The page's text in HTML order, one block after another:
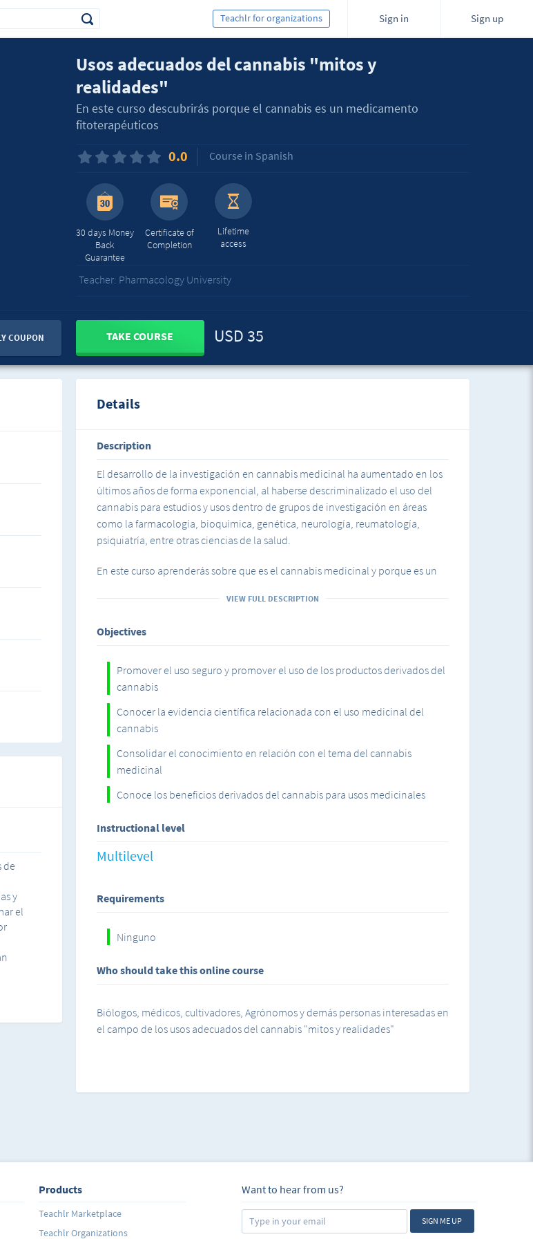
Sign in Sign up
Teachlr for organizations
Usos adecuados del cannabis "mitos y
realidades"
En este curso descubrirás porque el cannabis es un medicamento
fitoterapéuticos
0.0 Course in Spanish
30 days Money
Back
Guarantee
Certificate of
Completion
Lifetime
access
Teacher: Pharmacology University
COUPON TAKE COURSE USD 35
Details
Description
El desarrollo de la investigación en cannabis medicinal ha aumentado en los
últimos años de forma exponencial, al haberse descriminalizado el uso del
cannabis para estudios y usos dentro de grupos de investigación en áreas
como la farmacología, bioquímica, genética, neurología, reumatología,
psiquiatría, entre otras ciencias de la salud.
En este curso aprenderás sobre que es el cannabis medicinal y porque es un
recomendaciones para su uso adecuado .
VIEW FULL DESCRIPTION
Objectives
Promover el uso seguro y promover el uso de los productos derivados del
cannabis
Conocer la evidencia científica relacionada con el uso medicinal del
cannabis
Consolidar el conocimiento en relación con el tema del cannabis
medicinal
Conoce los beneficios derivados del cannabis para usos medicinales
Instructional level
Multilevel
Requirements
Ninguno
Who should take this online course
Biólogos, médicos, cultivadores, Agrónomos y demás personas interesadas en
el campo de los usos adecuados del cannabis "mitos y realidades"
de
y
el
Products
Teachlr Marketplace
Teachlr Organizations
Want to hear from us?
SIGN ME UP